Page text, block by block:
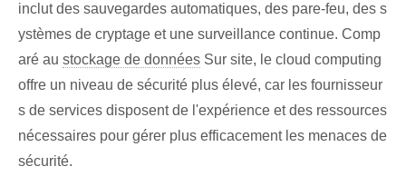
inclut des sauvegardes automatiques, des pare-feu, des s
ystèmes de cryptage et une surveillance continue. Comp
aré au stockage de données Sur site, le cloud computing
offre un niveau de sécurité plus élevé, car les fournisseur
s de services disposent de l'expérience et des ressources
nécessaires pour gérer plus efficacement les menaces de
sécurité.